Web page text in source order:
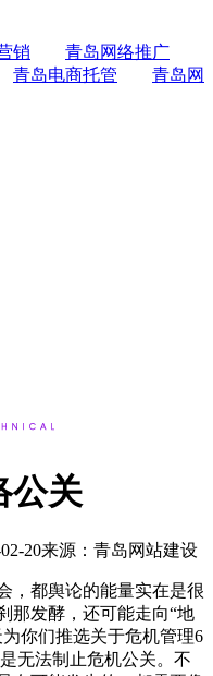
销
青岛网络推广
青岛电商托管
青岛网
公关
20来源：青岛网站建设
都舆论的能量实在是很
那发酵，还可能走向“地
你们推选关于危机管理6
无法制止危机公关。不